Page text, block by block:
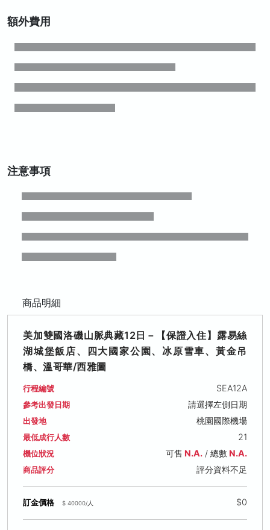
額外費用
注意事項
商品明細
美加雙國洛磯山脈典藏12日－【保證入住】露易絲
湖城堡飯店、四大國家公園、冰原雪車、黃金吊
橋、溫哥華/西雅圖
行程編號 SEA12A
參考出發日期 請選擇左側日期
出發地 桃園國際機場
最低成行人數 21
機位狀況 可售 N.A./ 總數N.A.
商品評分 評分資料不足
訂金價格 $ 40000/人 $0